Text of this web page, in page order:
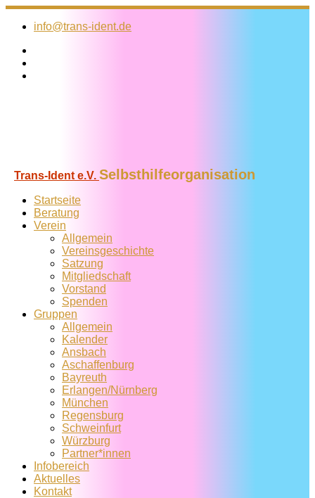
Zum
Inhalt
info@trans-ident.de
Trans-Ident e.V. Selbsthilfeorganisation
Startseite
Beratung
Verein
Allgemein
Vereins­geschichte
Satzung
Mitglied­schaft
Vorstand
Spenden
Gruppen
Allgemein
Kalender
Ansbach
Aschaffenburg
Bayreuth
Erlangen/Nürnberg
München
Regensburg
Schweinfurt
Würzburg
Partner*innen
Infobereich
Aktuelles
Kontakt